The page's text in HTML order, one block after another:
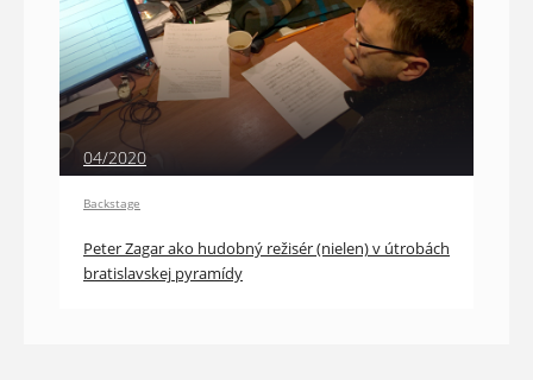
04/2020
Backstage
Peter Zagar ako hudobný režisér (nielen) v útrobách
bratislavskej pyramídy